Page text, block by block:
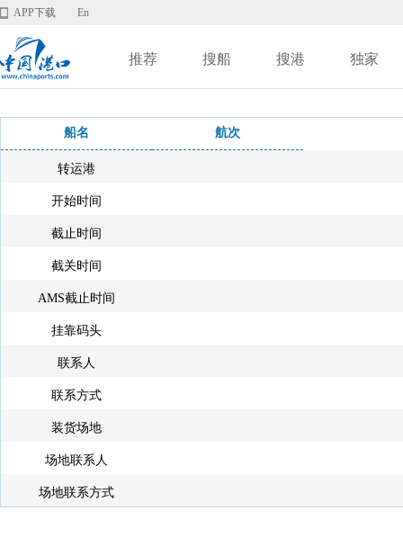
APP下载 En
推荐 搜船 搜港 独家
船名 航次
转运港
开始时间
截止时间
截关时间
AMS截止时间
挂靠码头
联系人
联系方式
装货场地
场地联系人
场地联系方式